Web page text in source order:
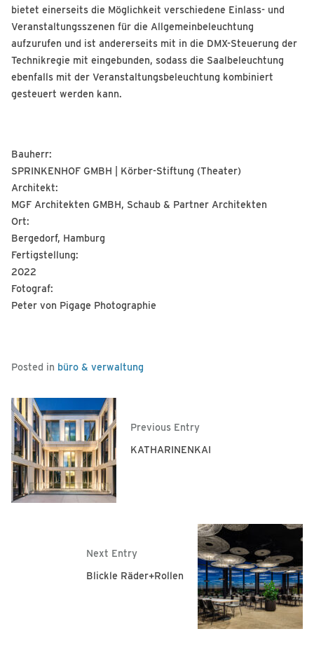
bietet einerseits die Möglichkeit verschiedene Einlass- und
Veranstaltungsszenen für die Allgemeinbeleuchtung
aufzurufen und ist andererseits mit in die DMX-Steuerung der
Technikregie mit eingebunden, sodass die Saalbeleuchtung
ebenfalls mit der Veranstaltungsbeleuchtung kombiniert
gesteuert werden kann.
Bauherr:
SPRINKENHOF GMBH | Körber-Stiftung (Theater)
Architekt:
MGF Architekten GMBH, Schaub & Partner Architekten
Ort:
Bergedorf, Hamburg
Fertigstellung:
2022
Fotograf:
Peter von Pigage Photographie
Posted in büro & verwaltung
Previous Entry
KATHARINENKAI
Next Entry
Blickle Räder+Rollen